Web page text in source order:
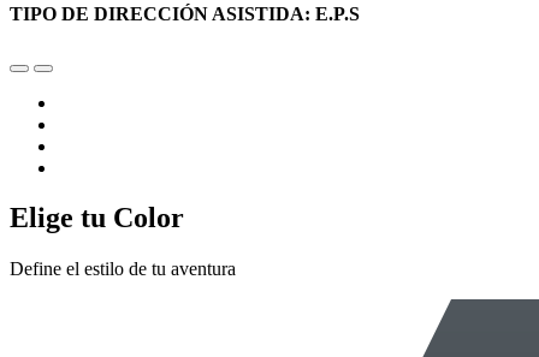
TIPO DE DIRECCIÓN ASISTIDA: E.P.S
Elige tu Color
Define el estilo de tu aventura